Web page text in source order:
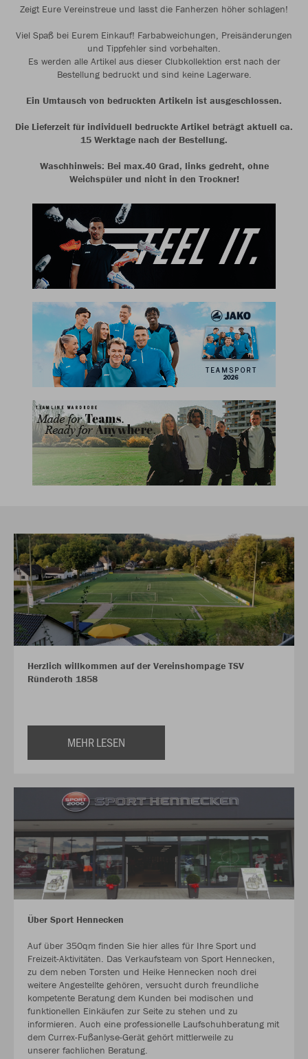
Zeigt Eure Vereinstreue und lasst die Fanherzen höher schlagen!
Viel Spaß bei Eurem Einkauf! Farbabweichungen, Preisänderungen
und Tippfehler sind vorbehalten.
Es werden alle Artikel aus dieser Clubkollektion erst nach der
Bestellung bedruckt und sind keine Lagerware.
Ein Umtausch von bedruckten Artikeln ist ausgeschlossen.
Die Lieferzeit für individuell bedruckte Artikel beträgt aktuell ca.
15 Werktage nach der Bestellung.
Waschhinweis: Bei max.40 Grad, links gedreht, ohne
Weichspüler und nicht in den Trockner!
Herzlich willkommen auf der Vereinshompage TSV
Ründeroth 1858
MEHR LESEN
Über Sport Hennecken
Auf über 350qm finden Sie hier alles für Ihre Sport und
Freizeit-Aktivitäten. Das Verkaufsteam von Sport Hennecken,
zu dem neben Torsten und Heike Hennecken noch drei
weitere Angestellte gehören, versucht durch freundliche
kompetente Beratung dem Kunden bei modischen und
funktionellen Einkäufen zur Seite zu stehen und zu
informieren. Auch eine professionelle Laufschuhberatung mit
dem Currex-Fußanlyse-Gerät gehört mittlerweile zu
unserer fachlichen Beratung.